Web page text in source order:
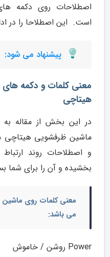
اصطلاحات روی دکمه
است. این اصطلاحا را در
پیشنهاد می شود:
معنی کلمات و دکمه
هیتاچی
در این بخش از مقاله
ماشین ظرفشویی هیتاچی
و اصطلاحات روند
بخشیده و آن را برای شما
معنی کلمات روی
می باشد:
Power روشن / خاموش